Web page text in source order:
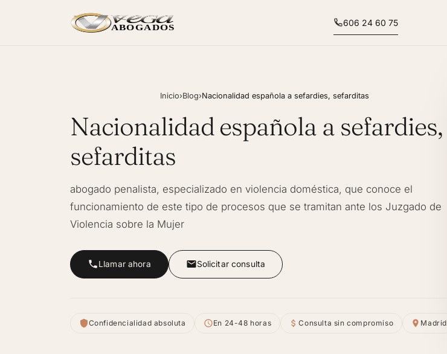
ABOGADOS
606 24 60 75
Inicio›Blog›Nacionalidad española a sefardies, sefarditas
Nacionalidad española a sefardies,
sefarditas
abogado penalista, especializado en violencia doméstica, que conoce el
funcionamiento de este tipo de procesos que se tramitan ante los Juzgado de
Violencia sobre la Mujer
Llamar ahora Solicitar consulta
Confidencialidad absoluta En 24-48 horas Consulta sin compromiso Madrid